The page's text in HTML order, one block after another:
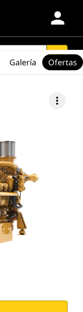
person
search
more_vert
Galería Ofertas